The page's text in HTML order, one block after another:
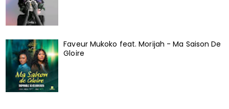
Faveur Mukoko feat. Morijah - Ma Saison De
Gloire